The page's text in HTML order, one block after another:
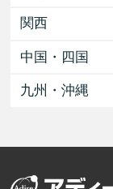
関西
中国・四国
九州・沖縄